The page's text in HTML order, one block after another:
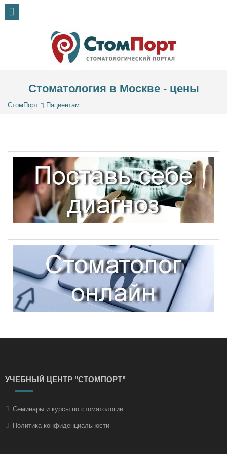
Стоматология в Москве - цены
СтомПорт Пациентам
УЧЕБНЫЙ ЦЕНТР "СТОМПОРТ"
Семинары и курсы по стоматологии
Политика конфиденциальности